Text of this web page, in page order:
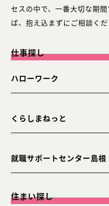
セスの中で、一番大切な期
ば、抱え込まずにご相談くだ
仕事探し
ハローワーク
くらしまねっと
就職サポートセンター島根
住まい探し